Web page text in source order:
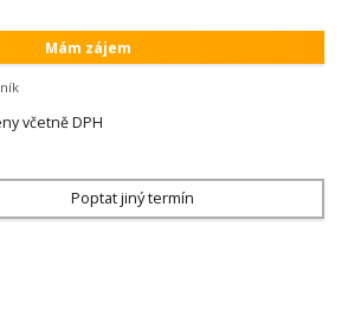
Mám zájem
včetně DPH
Poptat jiný termín